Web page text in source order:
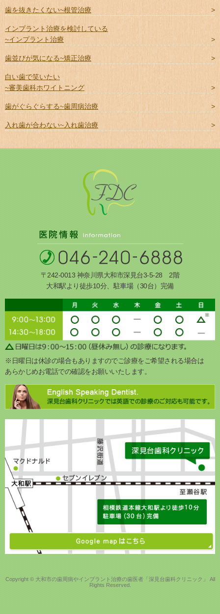
歯を抜きたくない~根管治療
インプラント治療を検討している
~インプラント治療
歯並びが気になる~矯正治療
白い歯で笑いたい
~審美歯科ホワイトニング
歯がぐらぐらする~歯周病治療
入れ歯が合わない~入れ歯治療
〒242-0013 神奈川県大和市深見台3-5-28 2階
大和駅より徒歩10分、駐車場（30台）完備
※日曜日は休診の場合もありますのでご診療をご希望される場合は
あらかじめお電話での確認をお願いいたします。
Copyright © 大和市の歯周病やインプラント治療の歯医者「深見台歯科クリニック」 All
Rights Reserved.